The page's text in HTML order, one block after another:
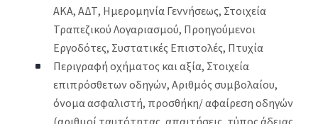
ΑΚΑ, ΑΔΤ, Ημερομηνία Γεννήσεως, Στοιχεία
Τραπεζικού Λογαριασμού, Προηγούμενοι
Εργοδότες, Συστατικές Επιστολές, Πτυχία
Περιγραφή οχήματος και αξία, Στοιχεία
επιπρόσθετων οδηγών, Αριθμός συμβολαίου,
όνομα ασφαλιστή, προσθήκη/ αφαίρεση οδηγών
(αριθμοί ταυτότητας, απαιτήσεις, τύπος άδειας